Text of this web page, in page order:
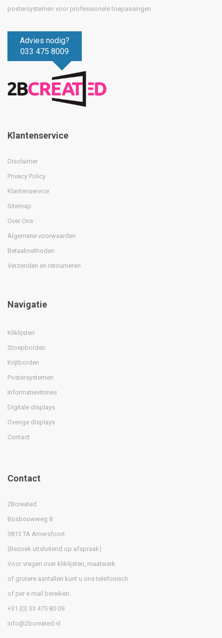
postersystemen voor professionele toepassingen.
Advies nodig?
033 475 8009
Klantenservice
Disclaimer
Privacy Policy
Klantenservice
Sitemap
Over Ons
Algemene voorwaarden
Betaalmethoden
Verzenden en retourneren
Navigatie
Kliklijsten
Stoepborden
Krijtborden
Postersystemen
Informatievitrines
Digitale displays
Overige displays
Contact
Contact
2Bcreated
Bosbouwweg 8
3813 TA Amersfoort
(Bezoek uitsluitend op afspraak)
Voor vragen over kliklijsten, maatwerk
of grotere aantallen kunt u ons telefonisch
of per e mail bereiken.
+31 (0) 33 475 80 09
info@2bcreated.nl